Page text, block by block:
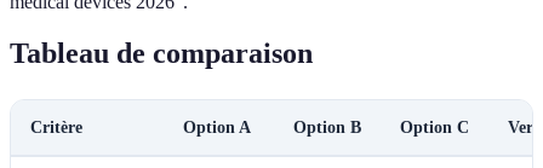
Tableau de comparaison
Critère Option A Option B Option C